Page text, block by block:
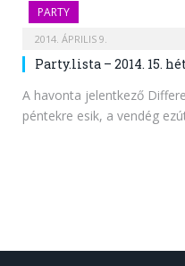
PARTY
2014. ÁPRILIS 9.
Party.lista – 2014. 15. hét
A havonta jelentkező
péntekre esik, a vendég